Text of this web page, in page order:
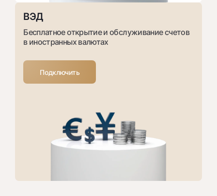
ВЭД
Бесплатное открытие и обслуживание счетов
в иностранных валютах
Подключить